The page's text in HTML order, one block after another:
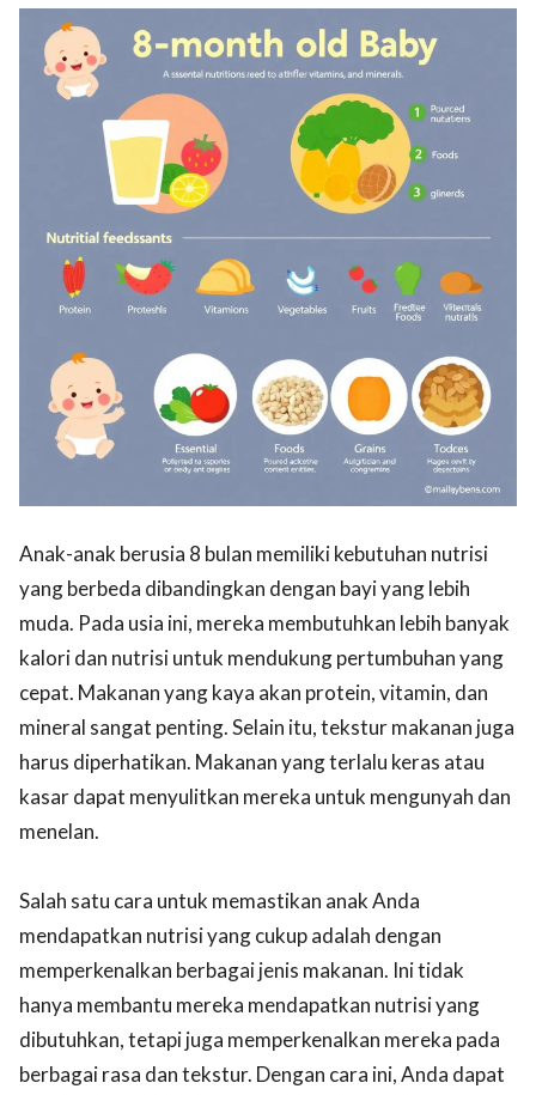
Anak-anak berusia 8 bulan memiliki kebutuhan nutrisi
yang berbeda dibandingkan dengan bayi yang lebih
muda. Pada usia ini, mereka membutuhkan lebih banyak
kalori dan nutrisi untuk mendukung pertumbuhan yang
cepat. Makanan yang kaya akan protein, vitamin, dan
mineral sangat penting. Selain itu, tekstur makanan juga
harus diperhatikan. Makanan yang terlalu keras atau
kasar dapat menyulitkan mereka untuk mengunyah dan
menelan.
Salah satu cara untuk memastikan anak Anda
mendapatkan nutrisi yang cukup adalah dengan
memperkenalkan berbagai jenis makanan. Ini tidak
hanya membantu mereka mendapatkan nutrisi yang
dibutuhkan, tetapi juga memperkenalkan mereka pada
berbagai rasa dan tekstur. Dengan cara ini, Anda dapat